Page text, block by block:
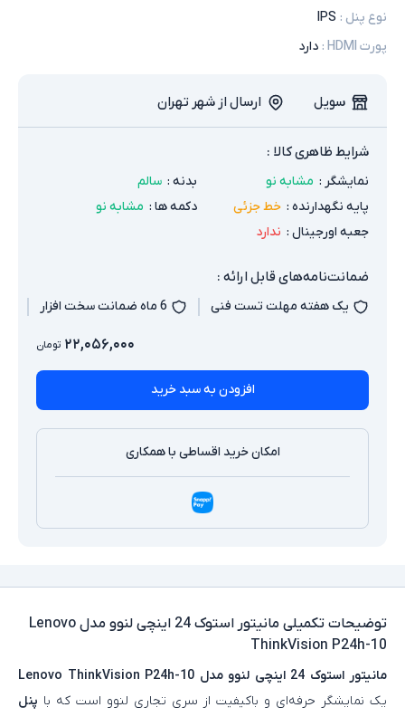
نوع پنل :
IPS
پورت HDMI
: دارد
سویل ارسال از شهر تهران
شرایط ظاهری کالا :
نمایشگر : مشابه نو بدنه : سالم
پایه نگهدارنده : خط جزئی دکمه ها : مشابه نو
جعبه اورجینال : ندارد
ضمانت‌نامه‌های قابل ارائه :
یک هفته مهلت تست فنی 6 ماه ضمانت سخت افزار
۲۲,۰۵۶,۰۰۰ تومان
افزودن به سبد خرید
امکان خرید اقساطی با همکاری
توضیحات تکمیلی
مانیتور استوک 24 اینچی لنوو مدل Lenovo
ThinkVision P24h-10
مانیتور استوک 24 اینچی لنوو مدل Lenovo ThinkVision P24h-10
یک نمایشگر حرفه‌ای و باکیفیت از سری تجاری لنوو است که با پنل